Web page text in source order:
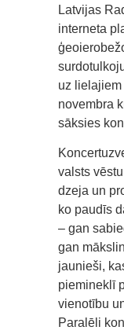
Latvijas
interneta
uz lielajiem
novembra
sāksies
valsts
dzeja un
ko paudīs
– gan
gan
jaunieši,
piemineklī
vienotību
Paralēli